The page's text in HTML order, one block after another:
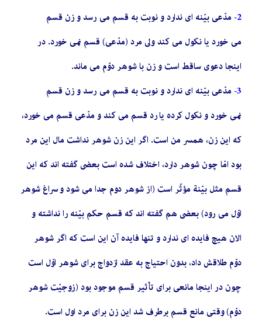
2- مدّعى بیّنه اى ندارد و نوبت به قسم مى رسد و زن قسم
مى خورد یا نکول مى کند ولى مرد (مدّعى) قسم نمى خورد. در
اینجا دعوى ساقط است و زن با شوهر دوّم مى ماند.
3- مدّعى بیّنه اى ندارد و نوبت به قسم مى رسد و زن قسم
نمى خورد و نکول کرده یا رد قسم مى کند و مدّعى قسم مى خورد،
که این زن، همسر من است. اگر این زن شوهر نداشت مال این مرد
بود امّا چون شوهر دارد، اختلاف شده است بعضى گفته اند که این
قسم مثل بیّنة مؤثّر است (از شوهر دوم جدا مى شود و سراغ شوهر
اوّل مى رود) بعضى هم گفته اند که قسم حکم بیّنه را نداشته و
الان هیچ فایده اى ندارد و تنها فایده آن این است که اگر شوهر
دوّم طلاقش داد، بدون احتیاج به عقد ازدواج براى شوهر اوّل است
چون در اینجا مانعى براى تأثیر قسم موجود بود (زوجیّت شوهر
دوّم) وقتى مانع قسم برطرف شد این زن براى مرد اول است.